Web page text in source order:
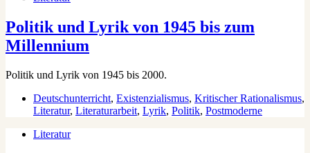
Politik und Lyrik von 1945 bis zum
Millennium
Politik und Lyrik von 1945 bis 2000.
Deutschunterricht, Existenzialismus, Kritischer Rationalismus,
Literatur, Literaturarbeit, Lyrik, Politik, Postmoderne
Literatur